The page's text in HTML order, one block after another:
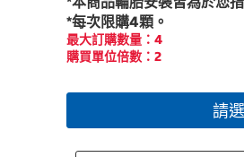
*每次限購4顆。
最大訂購數量：4
購買單位倍數：2
請